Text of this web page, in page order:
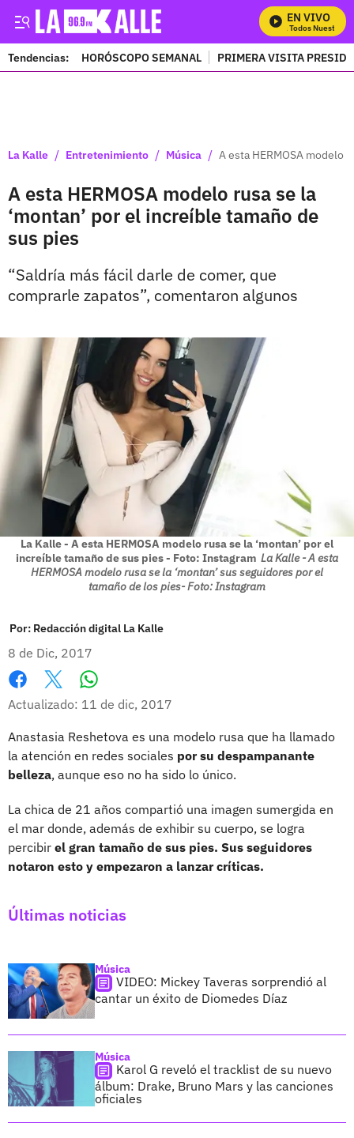
EN VIVO
Mira Todos Nuestros
Tendencias: HORÓSCOPO SEMANAL PRIMERA VISITA
La Kalle / Entretenimiento / Música / A esta HERMOSA modelo
A esta HERMOSA modelo rusa se la
‘montan’ por el increíble tamaño de
sus pies
“Saldría más fácil darle de comer, que
comprarle zapatos”, comentaron algunos
La Kalle - A esta HERMOSA modelo rusa se la ‘montan’ por el
increíble tamaño de sus pies - Foto: Instagram La Kalle - A esta
HERMOSA modelo rusa se la ‘montan’ sus seguidores por el
tamaño de los pies- Foto: Instagram
Por: Redacción digital La Kalle
8 de Dic, 2017
Facebook
X
Actualizado: 11 de dic, 2017
Anastasia Reshetova es una modelo rusa que ha llamado
la atención en redes sociales por su despampanante
belleza, aunque eso no ha sido lo único.
La chica de 21 años compartió una imagen sumergida en
el mar donde, además de exhibir su cuerpo, se logra
percibir el gran tamaño de sus pies. Sus seguidores
notaron esto y empezaron a lanzar críticas.
Últimas noticias
Música
VIDEO: Mickey Taveras sorprendió al
cantar un éxito de Diomedes Díaz
Música
Karol G reveló el tracklist de su nuevo
álbum: Drake, Bruno Mars y las canciones
oficiales